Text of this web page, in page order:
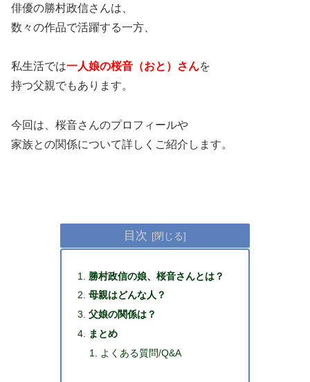
俳優の勝村政信さんは、
数々の作品で活躍する一方、
私生活では一人娘の桜音（おと）さんを
持つ父親でもあります。
今回は、桜音さんのプロフィールや
家族との関係について詳しくご紹介します。
目次
勝村政信の娘、桜音さんとは？
母親はどんな人？
父娘の関係は？
まとめ
よくある質問/Q&A